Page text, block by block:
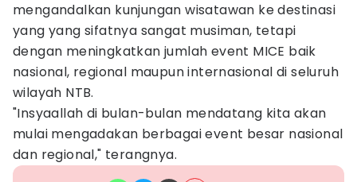
mengandalkan kunjungan wisatawan ke destinasi
yang yang sifatnya sangat musiman, tetapi
dengan meningkatkan jumlah event MICE baik
nasional, regional maupun internasional di seluruh
wilayah NTB.
"Insyaallah di bulan-bulan mendatang kita akan
mulai mengadakan berbagai event besar nasional
dan regional," terangnya.